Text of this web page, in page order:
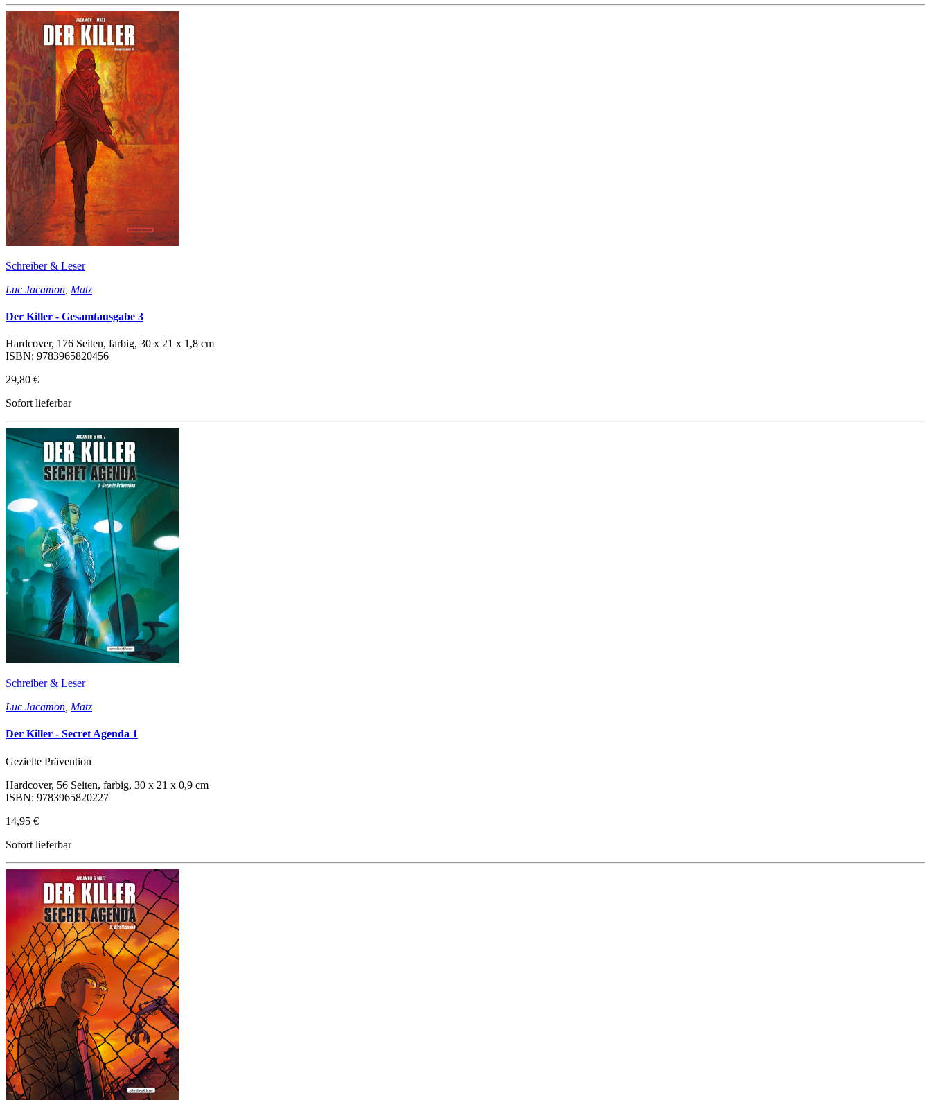
Schreiber & Leser
Luc Jacamon Matz
Der Killer - Gesamtausgabe 3
Hardcover, 176 Seiten, farbig, 30 x 21 x 1,8 cm
ISBN: 9783965820456
29,80 €
Sofort lieferbar
Schreiber & Leser
Luc Jacamon Matz
Der Killer - Secret Agenda 1
Gezielte Prävention
Hardcover, 56 Seiten, farbig, 30 x 21 x 0,9 cm
ISBN: 9783965820227
14,95 €
Sofort lieferbar